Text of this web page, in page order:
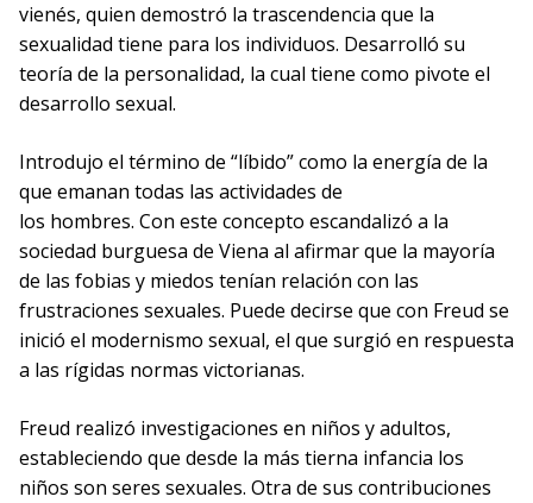
vienés, quien demostró la trascendencia que la
sexualidad tiene para los individuos. Desarrolló su
teoría de la personalidad, la cual tiene como pivote el
desarrollo sexual.
Introdujo el término de “líbido” como la energía de la
que emanan todas las actividades de
los hombres. Con este concepto escandalizó a la
sociedad burguesa de Viena al afirmar que la mayoría
de las fobias y miedos tenían relación con las
frustraciones sexuales. Puede decirse que con Freud se
inició el modernismo sexual, el que surgió en respuesta
a las rígidas normas victorianas.
Freud realizó investigaciones en niños y adultos,
estableciendo que desde la más tierna infancia los
niños son seres sexuales. Otra de sus contribuciones